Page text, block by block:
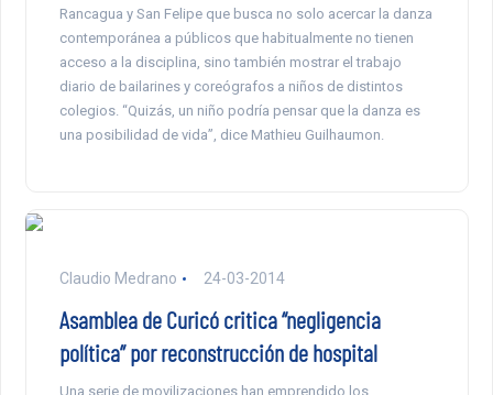
Rancagua y San Felipe que busca no solo acercar la danza
contemporánea a públicos que habitualmente no tienen
acceso a la disciplina, sino también mostrar el trabajo
diario de bailarines y coreógrafos a niños de distintos
colegios. “Quizás, un niño podría pensar que la danza es
una posibilidad de vida”, dice Mathieu Guilhaumon.
Claudio Medrano 24-03-2014
Asamblea de Curicó critica “negligencia
política” por reconstrucción de hospital
Una serie de movilizaciones han emprendido los